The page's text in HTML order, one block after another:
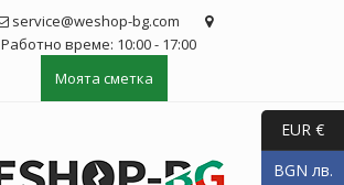
service@weshop-bg.com
Работно време: 10:00 - 17:00
Моята сметка
EUR €
BGN лв.